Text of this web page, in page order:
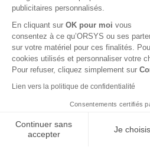
publicitaires personnalisés.
En cliquant sur OK pour moi vous
consentez à ce qu’ORSYS ou ses
sur votre matériel pour ces finalités.
cookies utilisés et personnaliser votre
Pour refuser, cliquez simplement sur
Lien vers la politique de confidentialité
Consentements certifiés
Continuer sans
accepter
Je choisis
© 2026 ORSYS
Mentions légales
Protection des données
Accessibilité : partiellement
la déclaration d’accessibilité